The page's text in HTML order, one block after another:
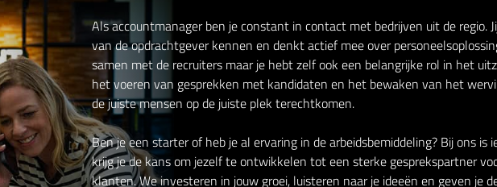
Als accountmanager ben je constant in contact met bedrijven uit de regio.
van de opdrachtgever kennen en denkt actief mee over
samen met de recruiters maar je hebt zelf ook een belangrijke rol in het
het voeren van gesprekken met kandidaten en het bewaken van het
de juiste mensen op de juiste plek terechtkomen.
Ben je een starter of heb je al ervaring in de arbeidsbemiddeling? Bij ons is
krijg je de kans om jezelf te ontwikkelen tot een sterke gesprekspartner
klanten. We investeren in jouw groei, luisteren naar je ideeën en geven je